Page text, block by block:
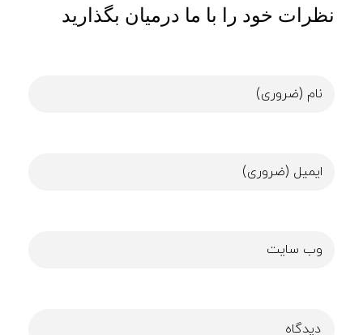
نظرات خود را با ما درمیان بگذارید